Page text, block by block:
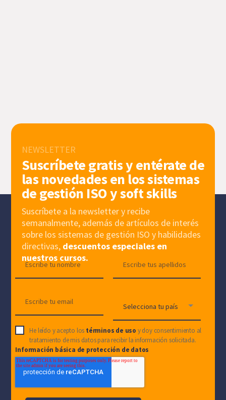
NEWSLETTER
Suscríbete gratis y entérate de
las novedades en los sistemas
de gestión ISO y soft skills
Suscríbete a la newsletter y recibe
semanalmente, además de artículos de interés
sobre los sistemas de gestión ISO y habilidades
directivas, descuentos especiales en
nuestros cursos.
He leído y acepto los términos de uso y doy consentimiento al
tratamiento de mis datos para recibir la información solicitada.
Información básica de protección de datos